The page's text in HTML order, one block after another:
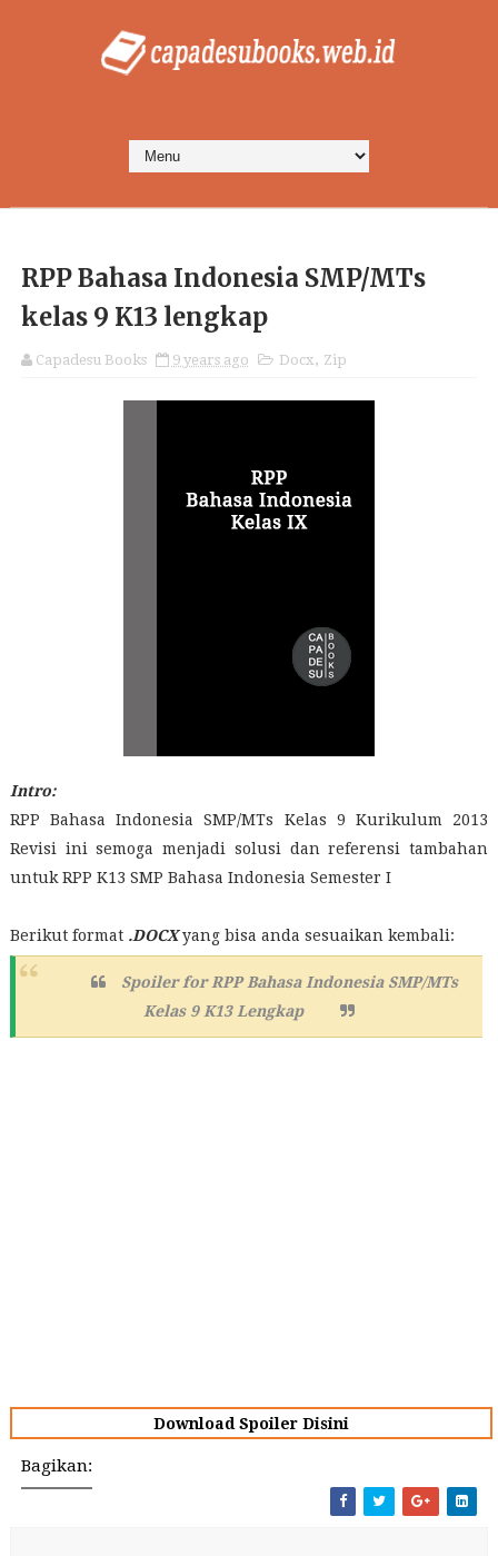
RPP Bahasa Indonesia SMP/MTs
kelas 9 K13 lengkap
Capadesu Books 9 years ago Docx, Zip
Intro:
RPP Bahasa Indonesia SMP/MTs Kelas 9 Kurikulum 2013
Revisi ini semoga menjadi solusi dan referensi tambahan
untuk RPP K13 SMP Bahasa Indonesia Semester I
Berikut format .DOCXyang bisa anda sesuaikan kembali:
Spoiler for RPP Bahasa Indonesia SMP/MTs
Kelas 9 K13 Lengkap
Download Spoiler Disini
Bagikan: